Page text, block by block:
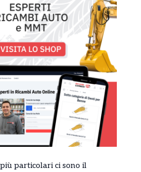
particolari ci sono il